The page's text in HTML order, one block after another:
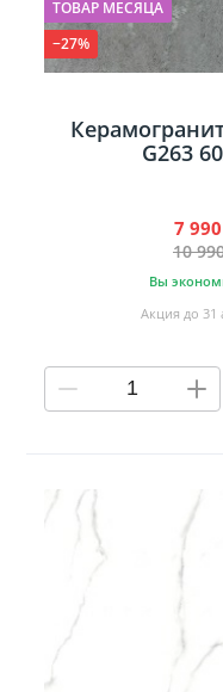
ТОВАР МЕСЯЦА
−27%
G263
7
10
Вы
Акция до 31